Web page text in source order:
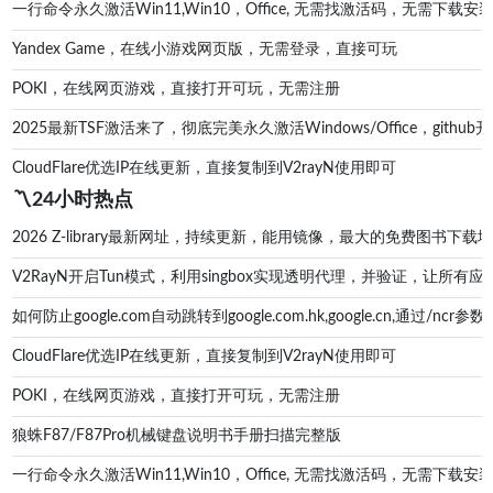
一行命令永久激活Win11,Win10，Office, 无需找激活码，无需下载安
Yandex Game，在线小游戏网页版，无需登录，直接可玩
POKI，在线网页游戏，直接打开可玩，无需注册
2025最新TSF激活来了，彻底完美永久激活Windows/Office，github
CloudFlare优选IP在线更新，直接复制到V2rayN使用即可
〽️24小时热点
2026 Z-library最新网址，持续更新，能用镜像，最大的免费图书下载
V2RayN开启Tun模式，利用singbox实现透明代理，并验证，让所有
如何防止google.com自动跳转到google.com.hk,google.cn,通过/ncr参数
CloudFlare优选IP在线更新，直接复制到V2rayN使用即可
POKI，在线网页游戏，直接打开可玩，无需注册
狼蛛F87/F87Pro机械键盘说明书手册扫描完整版
一行命令永久激活Win11,Win10，Office, 无需找激活码，无需下载安